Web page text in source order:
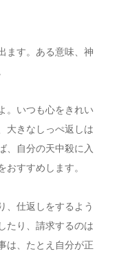
ます。ある意味、神
。いつも心をきれい
大きなしっぺ返しは
、自分の天中殺に入
おすすめします。
、仕返しをするよう
たり、請求するのは
は、たとえ自分が正